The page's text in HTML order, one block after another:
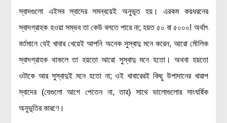
বাংলাদেশী বিজ্ঞানী
বিদেশী বিজ্ঞানী
কার্ল সেগান
টাইমলাইন
প্রশ্নমালা
স্বাদগুলো এইসব স্বাদের সমন্বয়েই অনুভূত হয়। এরকম কয়ধরনের
স্বাদগ্রাহক হওয়া সম্ভব তা কেউ বলতে পারে না; হয়ত ৫০ বা ৫০০০! অর্থাৎ
বর্তমানে যেই খাবার খেয়েই আপনি অনেক সুস্বাদু মনে করেন, আরো মৌলিক
স্বাদগ্রাহক থাকলে তা হয়তো আরো সুস্বাদু মনে হতো। অথবা হয়তো
ওটাকে আর সুস্বাদুই মনে হতো না; ওই খাবারেরই কিছু উপাদানের খারাপ
স্বাদের (যেগুলো আগে পেতেন না, তার) সাথে ভালোগুলোর সাংঘর্ষিক
অনুভূতির কারণে।